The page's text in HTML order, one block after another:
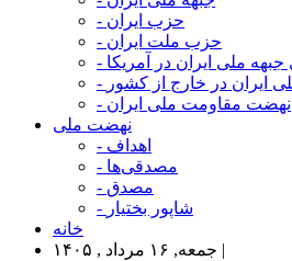
- حزب ایران
- حزب ملت ایران
جبهه ملی ایران در آمریکا
ایران در خارج از کشور
- نهضت مقاومت ملی ایران
نهضت ملی
- اهداف
- مصدقی‌ها
- مصدق
- شاپور بختیار
خانه
جمعه, ۱۶ مرداد , ۱۴۰۵ |